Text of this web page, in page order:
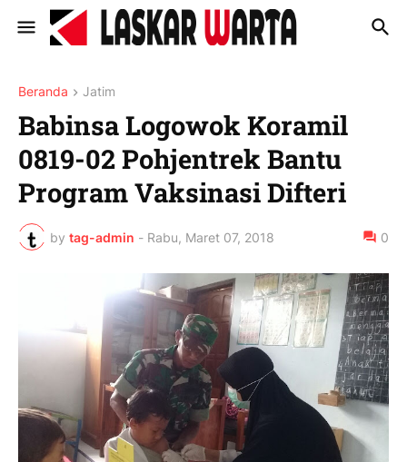
Beranda Jatim
Babinsa Logowok Koramil
0819-02 Pohjentrek Bantu
Program Vaksinasi Difteri
by tag-admin - Rabu, Maret 07, 2018 0